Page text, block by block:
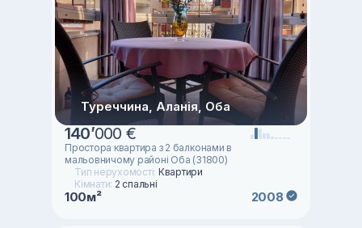
Туреччина, Аланія, Оба
140’000 €
Простора квартира з 2 балконами в
мальовничому районі Оба (31800)
Тип нерухомості: Квартири
Кімнати: 2 спальні
100м² 2008